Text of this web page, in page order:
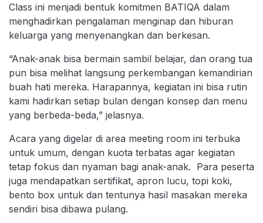
Class ini menjadi bentuk komitmen BATIQA dalam
menghadirkan pengalaman menginap dan hiburan
keluarga yang menyenangkan dan berkesan.
“Anak-anak bisa bermain sambil belajar, dan orang tua
pun bisa melihat langsung perkembangan kemandirian
buah hati mereka. Harapannya, kegiatan ini bisa rutin
kami hadirkan setiap bulan dengan konsep dan menu
yang berbeda-beda,” jelasnya.
Acara yang digelar di area meeting room ini terbuka
untuk umum, dengan kuota terbatas agar kegiatan
tetap fokus dan nyaman bagi anak-anak. Para peserta
juga mendapatkan sertifikat, apron lucu, topi koki,
bento box untuk dan tentunya hasil masakan mereka
sendiri bisa dibawa pulang.